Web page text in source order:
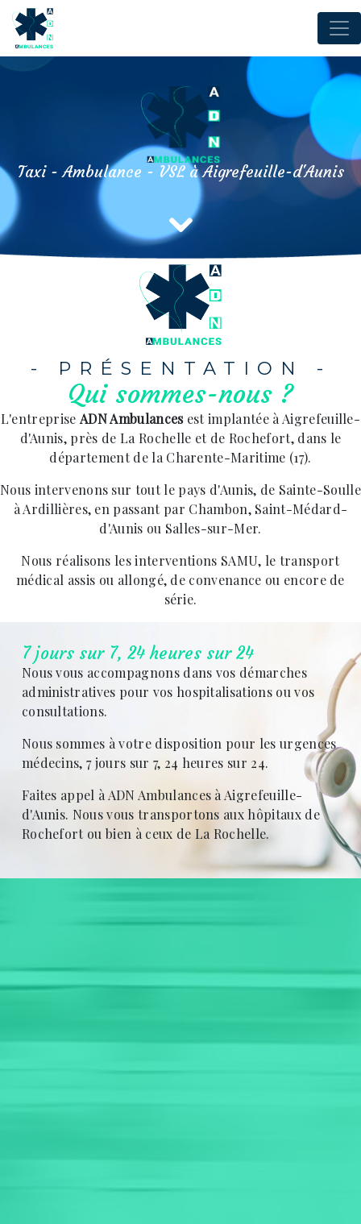
Panneau de gestion des cookies
Taxi - Ambulance - VSL à Aigrefeuille-d'Aunis
- PRÉSENTATION -
Qui sommes-nous ?
L'entrepriseADN Ambulancesest implantée à Aigrefeuille-
d'Aunis, près de La Rochelle et de Rochefort, dans le
département de la Charente-Maritime (17).
Nous intervenons sur tout le pays d'Aunis, de Sainte-Soulle
à Ardillières, en passant par Chambon, Saint-Médard-
d'Aunis ou Salles-sur-Mer.
Nous réalisons les interventions SAMU, le transport
médical assis ou allongé, de convenance ou encore de
série.
7 jours sur 7, 24 heures sur 24
Nous vous accompagnons dans vos démarches
administratives pour vos hospitalisations ou vos
consultations.
Nous sommes à votre disposition pour les urgences
médecins, 7 jours sur 7, 24 heures sur 24.
Faites appel à ADN Ambulances à Aigrefeuille-
d'Aunis. Nous vous transportons aux hôpitaux de
Rochefort ou bien à ceux de La Rochelle.